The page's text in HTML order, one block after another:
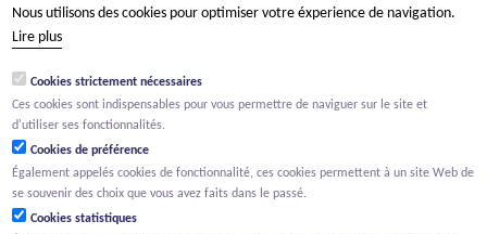
tél +32 15 569 965
RPM Anvers, département Malines
Nous utilisons des cookies pour optimiser votre éxperience de navigation.
Lire plus
Cookies strictement nécessaires
Ces cookies sont indispensables pour vous permettre de naviguer sur le site et
d'utiliser ses fonctionnalités.
Cookies de préférence
Également appelés cookies de fonctionnalité, ces cookies permettent à un site Web de
se souvenir des choix que vous avez faits dans le passé.
Cookies statistiques